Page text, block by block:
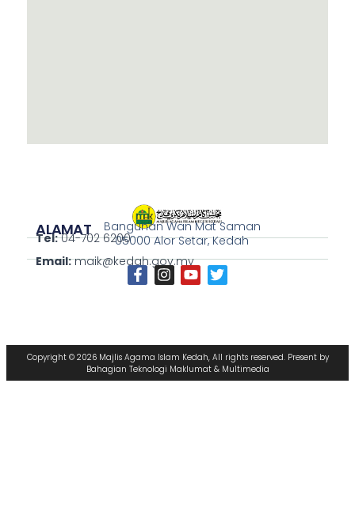
ALAMAT
Bangunan Wan Mat Saman
05000 Alor Setar, Kedah
Tel:04-702 6200
Email:maik@kedah.gov.my
Copyright © 2026 Majlis Agama Islam Kedah, All rights reserved. Present by
Bahagian Teknologi Maklumat & Multimedia